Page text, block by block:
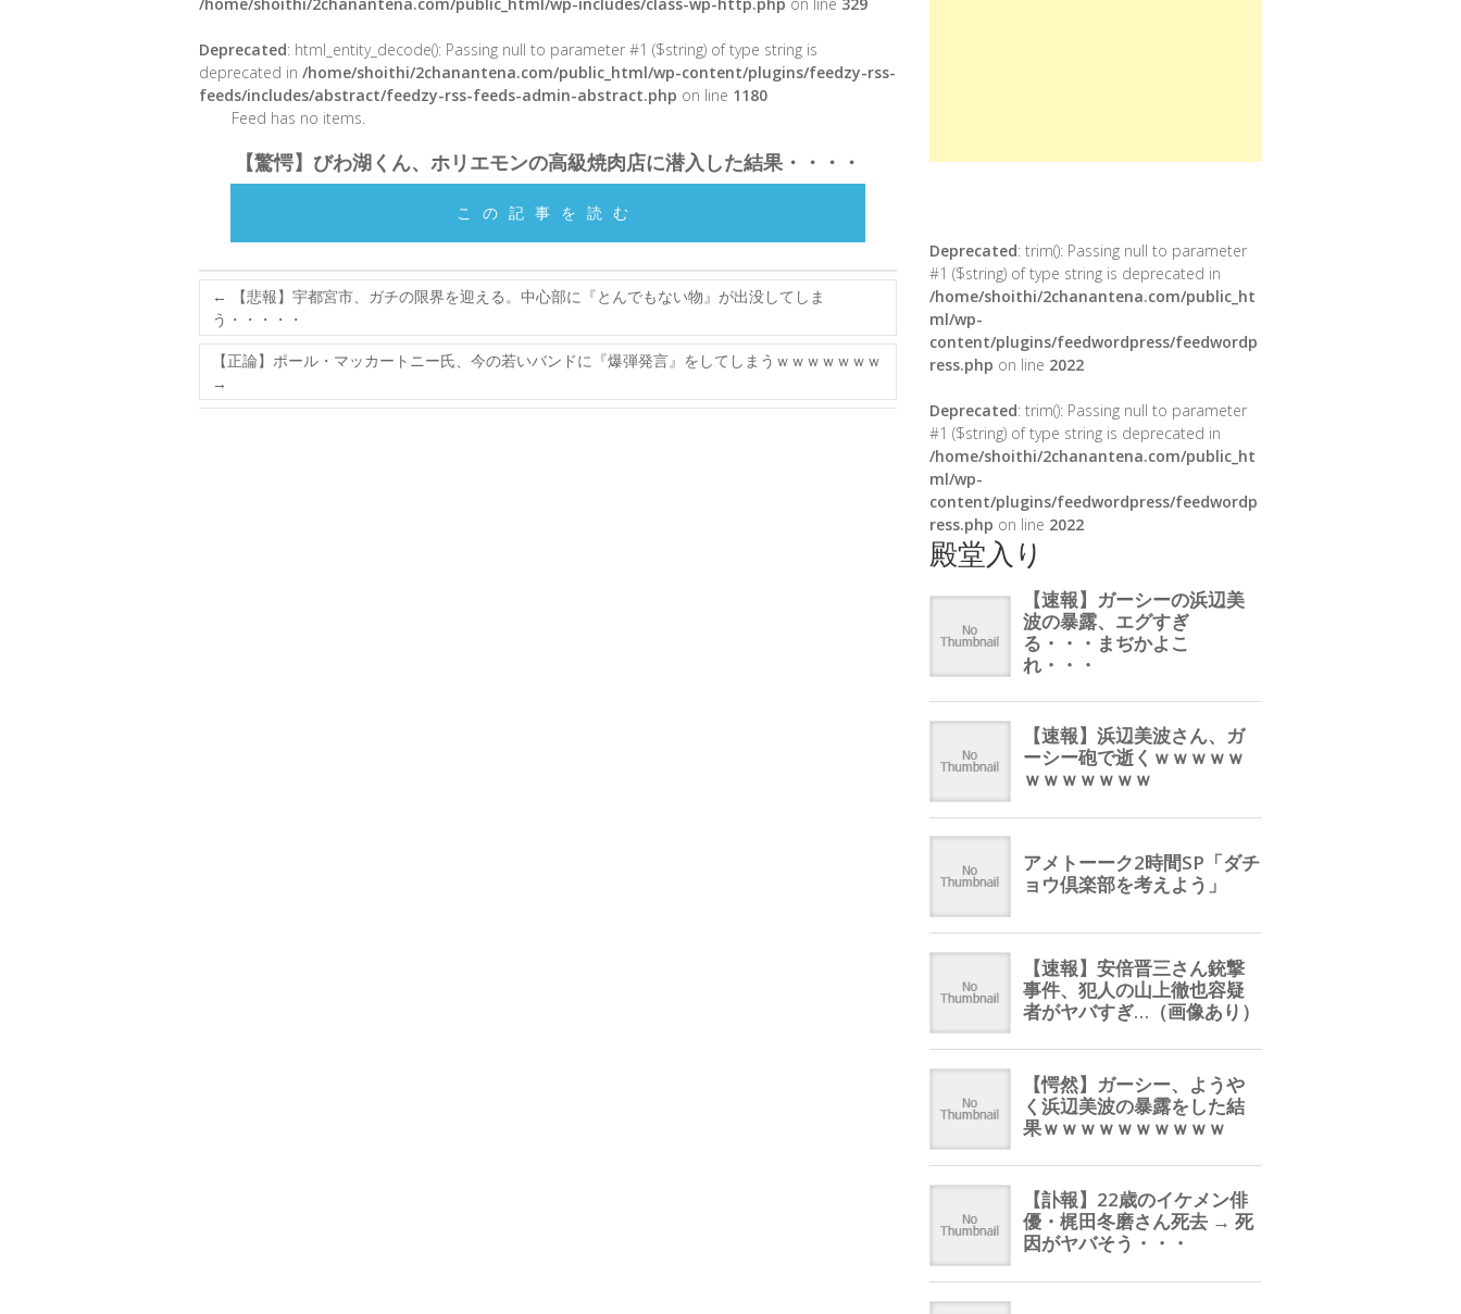
Deprecated: html_entity_decode(): Passing null to parameter #1 ($string) of type string is
deprecated in /home/shoithi/2chanantena.com/public_html/wp-content/plugins/feedzy-rss-
feeds/includes/abstract/feedzy-rss-feeds-admin-abstract.php on line 1180
Feed has no items.
【驚愕】びわ湖くん、ホリエモンの高級焼肉店に潜入した結果・・・・
この記事を読む
←
【悲報】宇都宮市、ガチの限界を迎える。中心部に『とんでもない物』が出没してしま
う・・・・・
【正論】ポール・マッカートニー氏、今の若いバンドに『爆弾発言』をしてしまうｗｗｗｗｗｗｗ
→
Deprecated: trim(): Passing null to parameter
#1 ($string) of type string is deprecated in
/home/shoithi/2chanantena.com/public_ht
ml/wp-
content/plugins/feedwordpress/feedwordp
ress.php on line 2022
Deprecated: trim(): Passing null to parameter
#1 ($string) of type string is deprecated in
/home/shoithi/2chanantena.com/public_ht
ml/wp-
content/plugins/feedwordpress/feedwordp
ress.php on line 2022
殿堂入り